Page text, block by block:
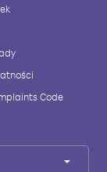
Code